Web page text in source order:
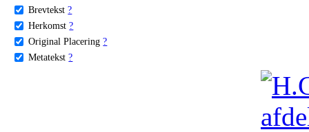
Brevtekst ?
Herkomst ?
Original Placering ?
Metatekst ?